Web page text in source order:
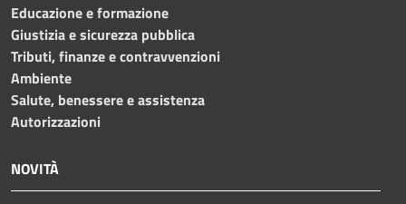
Educazione e formazione
Giustizia e sicurezza pubblica
Tributi, finanze e contravvenzioni
Ambiente
Salute, benessere e assistenza
Autorizzazioni
NOVITÀ